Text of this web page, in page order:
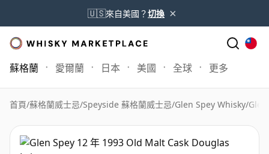
🇺🇸來自美國？切換 ×
蘇格蘭 愛爾蘭 日本 美國 全球 更多
首頁/蘇格蘭威士忌/Speyside 蘇格蘭威士忌/Glen Spey Whisky/